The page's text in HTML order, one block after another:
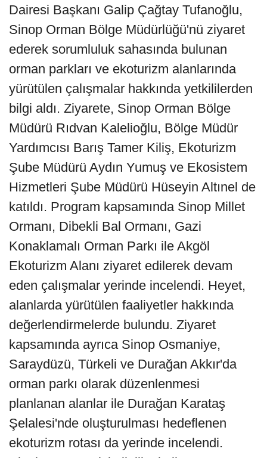
Dairesi Başkanı Galip Çağtay Tufanoğlu,
Sinop Orman Bölge Müdürlüğü'nü ziyaret
ederek sorumluluk sahasında bulunan
orman parkları ve ekoturizm alanlarında
yürütülen çalışmalar hakkında yetkililerden
bilgi aldı. Ziyarete, Sinop Orman Bölge
Müdürü Rıdvan Kalelioğlu, Bölge Müdür
Yardımcısı Barış Tamer Kiliş, Ekoturizm
Şube Müdürü Aydın Yumuş ve Ekosistem
Hizmetleri Şube Müdürü Hüseyin Altınel de
katıldı. Program kapsamında Sinop Millet
Ormanı, Dibekli Bal Ormanı, Gazi
Konaklamalı Orman Parkı ile Akgöl
Ekoturizm Alanı ziyaret edilerek devam
eden çalışmalar yerinde incelendi. Heyet,
alanlarda yürütülen faaliyetler hakkında
değerlendirmelerde bulundu. Ziyaret
kapsamında ayrıca Sinop Osmaniye,
Saraydüzü, Türkeli ve Durağan Akkır'da
orman parkı olarak düzenlenmesi
planlanan alanlar ile Durağan Karataş
Şelalesi'nde oluşturulması hedeflenen
ekoturizm rotası da yerinde incelendi.